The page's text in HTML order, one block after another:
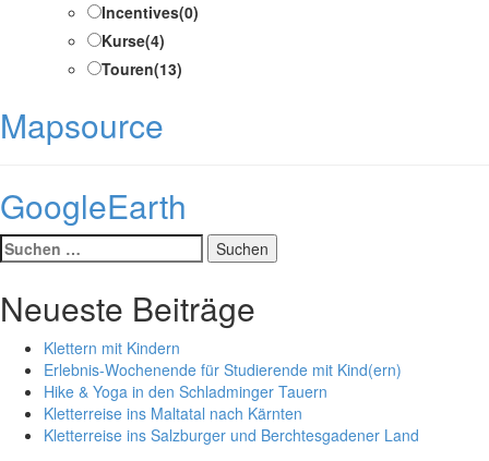
Incentives(0)
Kurse(4)
Touren(13)
Mapsource
GoogleEarth
Suche
nach:
Neueste Beiträge
Klettern mit Kindern
Erlebnis-Wochenende für Studierende mit Kind(ern)
Hike & Yoga in den Schladminger Tauern
Kletterreise ins Maltatal nach Kärnten
Kletterreise ins Salzburger und Berchtesgadener Land